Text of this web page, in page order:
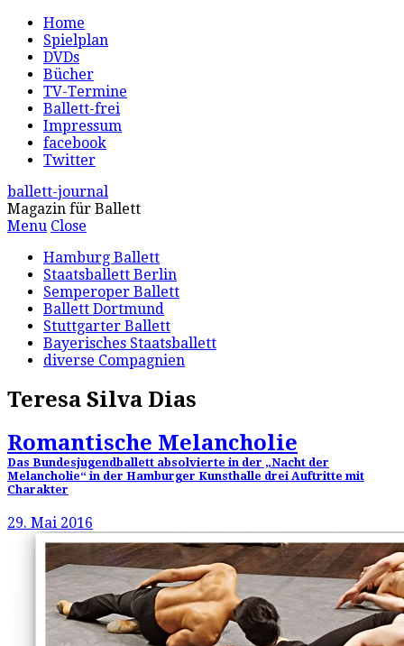
Home
Spielplan
DVDs
Bücher
TV-Termine
Ballett-frei
Impressum
facebook
Twitter
ballett-journal
Magazin für Ballett
Menu Close
Hamburg Ballett
Staatsballett Berlin
Semperoper Ballett
Ballett Dortmund
Stuttgarter Ballett
Bayerisches Staatsballett
diverse Compagnien
Teresa Silva Dias
Romantische Melancholie
Das Bundesjugendballett absolvierte in der „Nacht der
Melancholie“ in der Hamburger Kunsthalle drei Auftritte mit
Charakter
29. Mai 2016